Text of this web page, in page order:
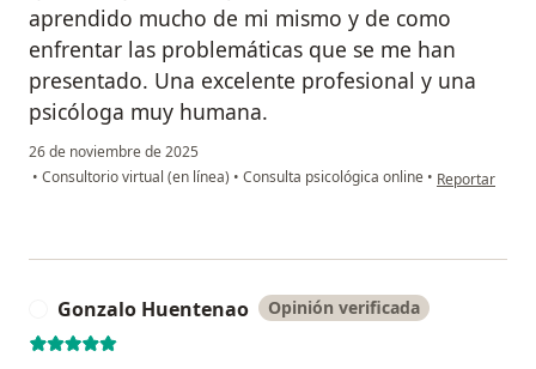
aprendido mucho de mi mismo y de como
enfrentar las problemáticas que se me han
presentado. Una excelente profesional y una
psicóloga muy humana.
26 de noviembre de 2025
• Consultorio virtual (en línea) • Consulta psicológica online • en opinión del
Reportar
Gonzalo Huentenao Opinión verificada